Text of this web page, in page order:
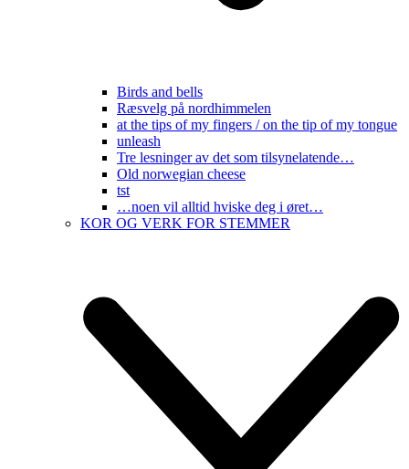
Birds and bells
Ræsvelg på nordhimmelen
at the tips of my fingers / on the tip of my tongue
unleash
Tre lesninger av det som tilsynelatende…
Old norwegian cheese
tst
…noen vil alltid hviske deg i øret…
KOR OG VERK FOR STEMMER